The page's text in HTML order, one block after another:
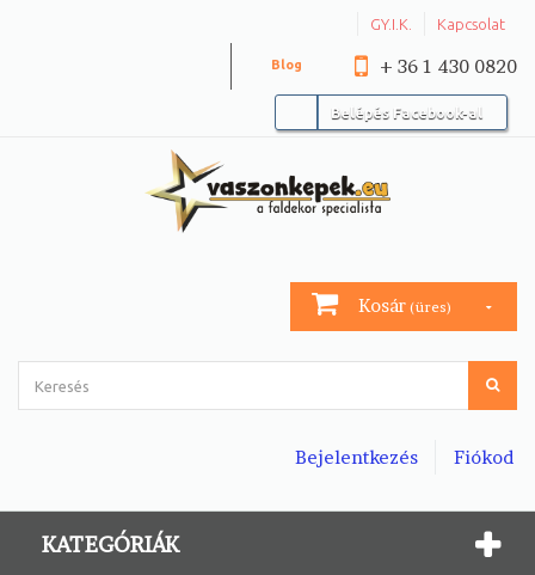
GY.I.K. Kapcsolat
+ 36 1 430 0820
Blog
Belépés Facebook-al
Kosár (üres)
Fiókod
Bejelentkezés
KATEGÓRIÁK